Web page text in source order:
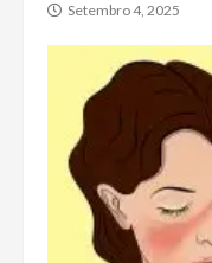
Setembro 4, 2025